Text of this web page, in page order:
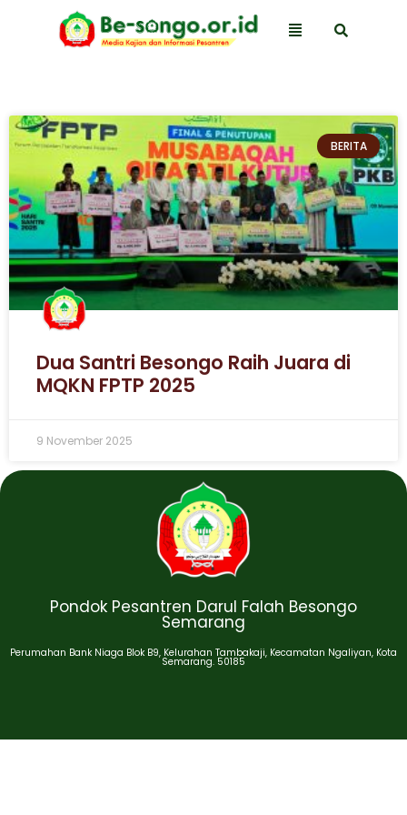
BERITA
Dua Santri Besongo Raih Juara di
MQKN FPTP 2025
9 November 2025
Pondok Pesantren Darul Falah Besongo
Semarang
Perumahan Bank Niaga Blok B9, Kelurahan Tambakaji, Kecamatan Ngaliyan, Kota
Semarang. 50185